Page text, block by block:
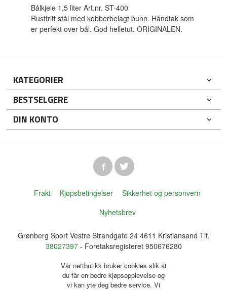
Bålkjele 1,5 liter Art.nr. ST-400
Rustfritt stål med kobberbelagt bunn. Håndtak som
er perfekt over bål. God helletut. ORIGINALEN.
KATEGORIER
BESTSELGERE
DIN KONTO
Frakt Kjøpsbetingelser
Sikkerhet og personvern
Nyhetsbrev
Grønberg Sport Vestre Strandgate 24 4611 Kristiansand Tlf.
38027397- Foretaksregisteret 950676280
Vår nettbutikk bruker cookies slik at
du får en bedre kjøpsopplevelse og
vi kan yte deg bedre service. Vi